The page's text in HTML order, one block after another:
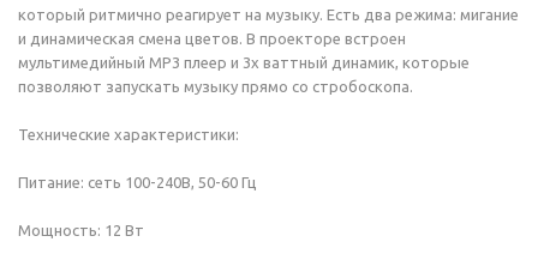
который ритмично реагирует на музыку. Есть два режима: мигание
и динамическая смена цветов. В проекторе встроен
мультимедийный MP3 плеер и 3х ваттный динамик, которые
позволяют запускать музыку прямо со стробоскопа.
Технические характеристики:
Питание: сеть 100-240В, 50-60 Гц
Мощность: 12 Вт